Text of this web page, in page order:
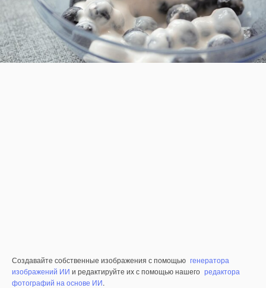
Создавайте собственные изображения с помощью генератора
изображений ИИ и редактируйте их с помощью нашего редактора
фотографий на основе ИИ.